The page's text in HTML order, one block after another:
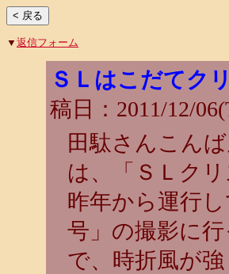
▼ 返信フォーム
ＳＬはこだてク
稿日：2011/12/
田駄さんこん
は、「ＳＬク
昨年から運行
号」の撮影に
で、時折風が